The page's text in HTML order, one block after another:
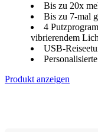
Bis zu 20x
Bis zu 7-mal
4
vibrierendem
USB-
Produkt anzeigen